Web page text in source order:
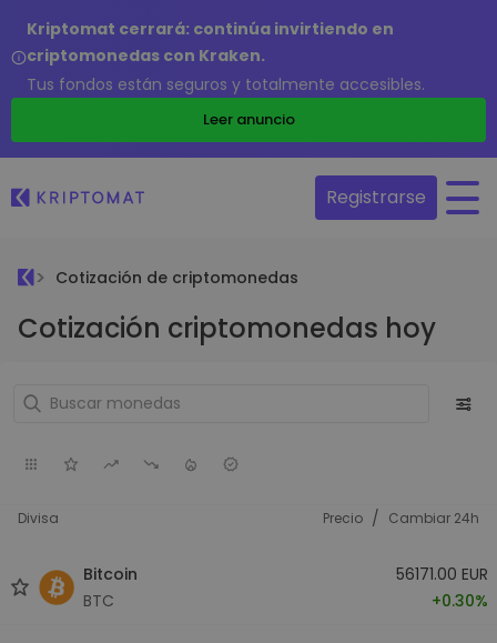
Kriptomat cerrará: continúa invirtiendo en
criptomonedas con Kraken.
Tus fondos están seguros y totalmente accesibles.
Leer anuncio
Registrarse
Cotización de criptomonedas
Cotización criptomonedas hoy
Divisa Precio / Cambiar 24h
Bitcoin
BTC
56171.00 EUR
+0.30%